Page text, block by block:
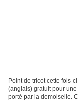
Point de tricot cette fois-
(anglais) gratuit pour
porté par la demoiselle.